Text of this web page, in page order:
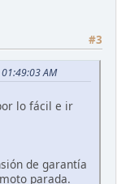
#3
AM
lo fácil e ir
de garantía
parada.